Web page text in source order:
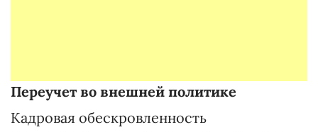
Переучетво внешней политике
Кадровая обескровленность